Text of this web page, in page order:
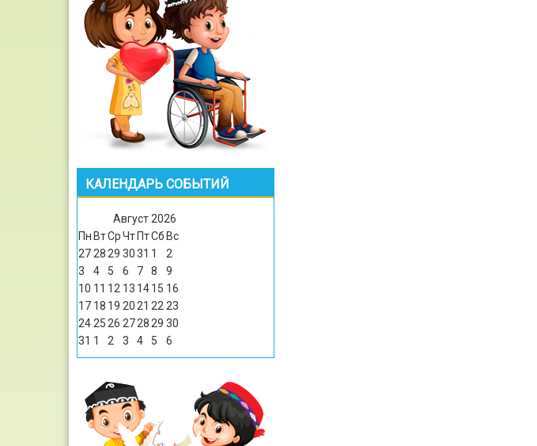
КАЛЕНДАРЬ СОБЫТИЙ
Август 2026
Пн ВтСрЧт ПтСб Вс
27 28 29 3031 1
2
3
4 5 6 7 8
9
10 11 12 13 1415 16
17 18 19 20 21 22 23
24 25 26 2728 29 30
31 1 2 3 4 5 6